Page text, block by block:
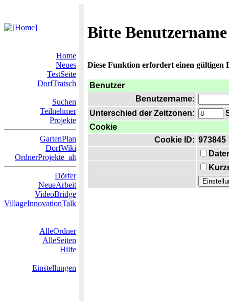
Bitte
Home
Neues
TestSeite
DorfTratsch
Suchen
Teilnehmer
Projekte
GartenPlan
DorfWiki
OrdnerProjekte_alt
Dörfer
NeueArbeit
VideoBridge
VillageInnovationTalk
AlleOrdner
AlleSeiten
Hilfe
Einstellungen
Diese Funktion erfordert einen gültigen
Benutzer
Benutzername:
Unterschied der Zeitzonen:
Cookie
Cookie ID: 973845